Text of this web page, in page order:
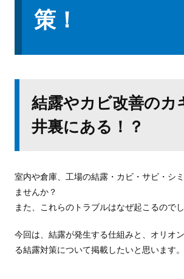
策！
結露やカビ改善のカ
井裏にある！？
室内や倉庫、工場の結露・カビ・サビ・シ
ませんか？
また、これらのトラブルはなぜ起こるのでし
今回は、結露が発生する仕組みと、オリオ
る結露対策について掲載したいと思います。